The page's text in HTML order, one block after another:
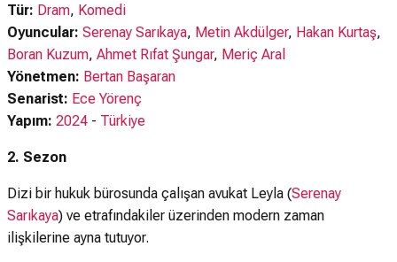
Tür: Dram, Komedi
Oyuncular: Serenay Sarıkaya, Metin Akdülger, Hakan Kurtaş,
Boran Kuzum, Ahmet Rıfat Şungar, Meriç Aral
Yönetmen: Bertan Başaran
Senarist: Ece Yörenç
Yapım: 2024 - Türkiye
2. Sezon
Dizi bir hukuk bürosunda çalışan avukat Leyla (Serenay
Sarıkaya) ve etrafındakiler üzerinden modern zaman
ilişkilerine ayna tutuyor.